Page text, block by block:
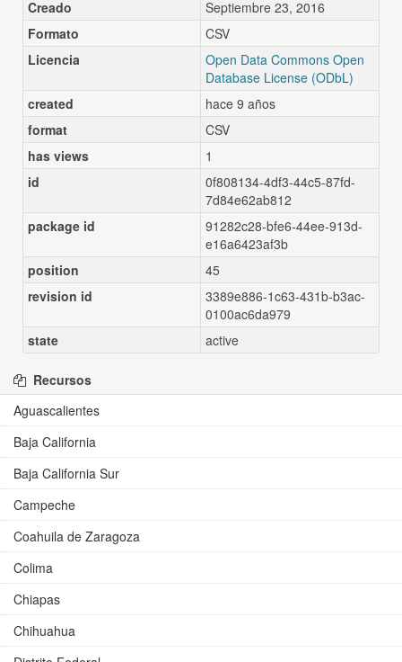
Creado
Septiembre 23, 2016
Formato
CSV
Licencia
Open Data Commons Open
Database License (ODbL)
created
hace 9 años
format
CSV
has views
1
id
0f808134-4df3-44c5-87fd-
7d84e62ab812
package id
91282c28-bfe6-44ee-913d-
e16a6423af3b
position
45
revision id
3389e886-1c63-431b-b3ac-
0100ac6da979
state
active
Recursos
Aguascalientes
Baja California
Baja California Sur
Campeche
Coahuila de Zaragoza
Colima
Chiapas
Chihuahua